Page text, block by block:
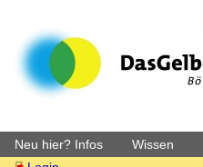
Neu hier? Infos Wissen